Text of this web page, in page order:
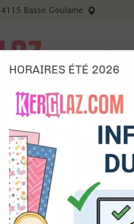
Basse Goulaine
CARTERIE MACHINES
> >Godets
Ils
et du
précises
Si vous
de la
HORAIRES ÉTÉ 2026